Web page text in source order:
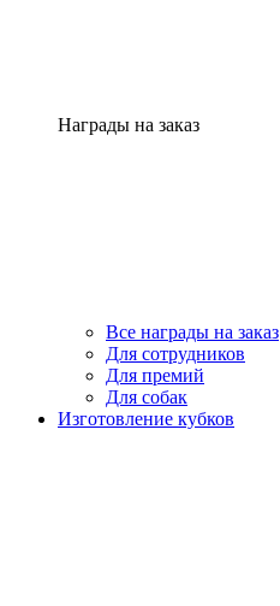
Награды на заказ
Все награды на заказ
Для сотрудников
Для премий
Для собак
Изготовление кубков